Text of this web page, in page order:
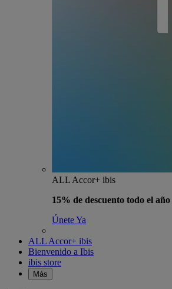
ALL Accor+ ibis
15% de descuento todo el año
Únete Ya
ALL Accor+ ibis
Bienvenido a Ibis
ibis store
Más